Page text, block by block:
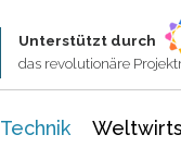
Unterstützt durch
das revolutionäre
Technik